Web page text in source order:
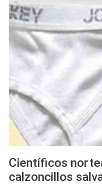
Científicos
calzoncillos